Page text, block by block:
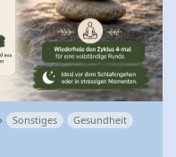
Sonstiges Gesundheit